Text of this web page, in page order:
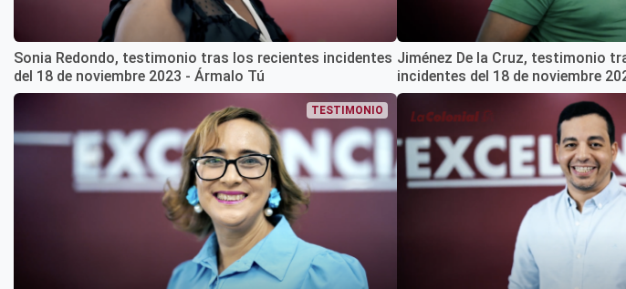
Sonia Redondo, testimonio tras los recientes incidentes
del 18 de noviembre 2023 - Ármalo Tú
Jiménez De la Cruz, testimonio
incidentes del 18 de noviembre
TESTIMONIO